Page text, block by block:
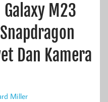
Galaxy M23
Dan Kamera
Miller